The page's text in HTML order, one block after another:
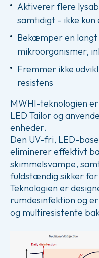
Aktiverer flere
samtidigt – ikke kun
Bekæmper en
mikroorganismer,
Fremmer ikke
resistens
MWHI-teknologien
LED Tailor og
enheder.
Den UV-fri, LED-
eliminerer effektivt
skimmelsvampe,
fuldstændig sikker
Teknologien er
rumdesinfektion og
og multiresistente